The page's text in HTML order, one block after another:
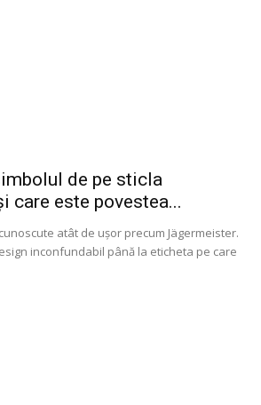
de pe sticla
care este povestea...
atât de ușor precum Jägermeister.
inconfundabil până la eticheta pe care